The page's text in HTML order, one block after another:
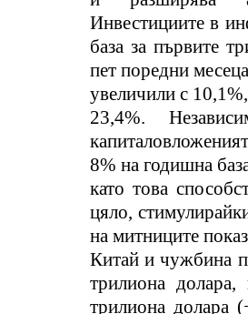
Инвестициите в
база за първите
пет поредни
увеличили с
23,4%.
8% на годишна
като това
цяло,
на митниците
Китай и чужбина
трилиона
трилиона долара